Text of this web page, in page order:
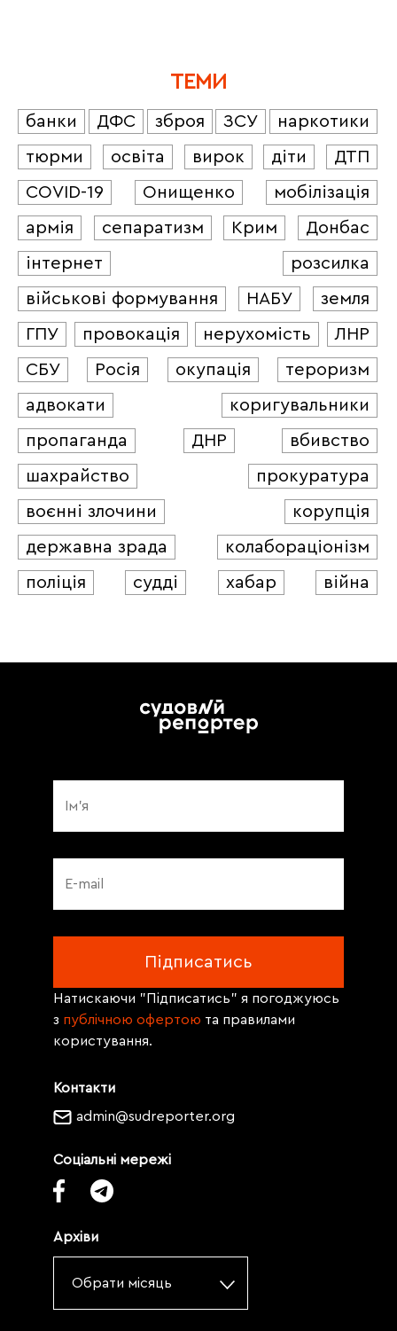
ТЕМИ
банки ДФС зброя ЗСУ
наркотики
тюрми
освіта вирок діти
ДТП
COVID-19
Онищенко
мобілізація
армія
сепаратизм Крим
Донбас
інтернет
розсилка
військові формування
НАБУ
земля
ГПУ
провокація нерухомість
ЛНР
СБУ
Росія окупація
тероризм
адвокати
коригувальники
пропаганда
ДНР
вбивство
шахрайство
прокуратура
воєнні злочини
корупція
державна зрада
колабораціонізм
поліція
судді хабар війна
Контакти
admin@sudreporter.org
Соціальні мережі
Архіви
Обрати місяць
Натискаючи "Підписатись" я погоджуюсь
з публічною офертою та правилами
користування.